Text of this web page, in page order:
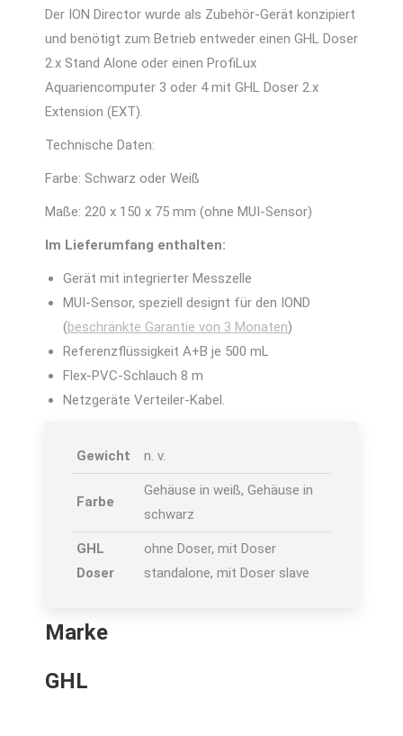
Der ION Director wurde als Zubehör-Gerät konzipiert
und benötigt zum Betrieb entweder einen GHL Doser
2.x Stand Alone oder einen ProfiLux
Aquariencomputer 3 oder 4 mit GHL Doser 2.x
Extension (EXT).
Technische Daten:
Farbe: Schwarz oder Weiß
Maße: 220 x 150 x 75 mm (ohne MUI-Sensor)
Im Lieferumfang enthalten:
Gerät mit integrierter Messzelle
MUI-Sensor, speziell designt für den IOND
(beschränkte Garantie von 3 Monaten)
Referenzflüssigkeit A+B je 500 mL
Flex-PVC-Schlauch 8 m
Netzgeräte Verteiler-Kabel.
Gewicht n. v.
Farbe
Gehäuse in weiß, Gehäuse in
schwarz
GHL
Doser
ohne Doser, mit Doser
standalone, mit Doser slave
Marke
GHL